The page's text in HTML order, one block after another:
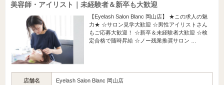
美容師・アイリスト｜未経験者＆新卒も大歓迎
【Eyelash Salon Blanc 岡山店】 ★この求人の魅
力★ ☆サロン見学大歓迎 ☆男性アイリストさん
もご応募大歓迎！ ☆新卒＆未経験者大歓迎 ☆検
定合格で随時昇給 ☆ノー残業推奨サロン …
店舗名 Eyelash Salon Blanc 岡山店